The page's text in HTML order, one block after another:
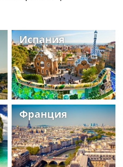
Испания
Франция